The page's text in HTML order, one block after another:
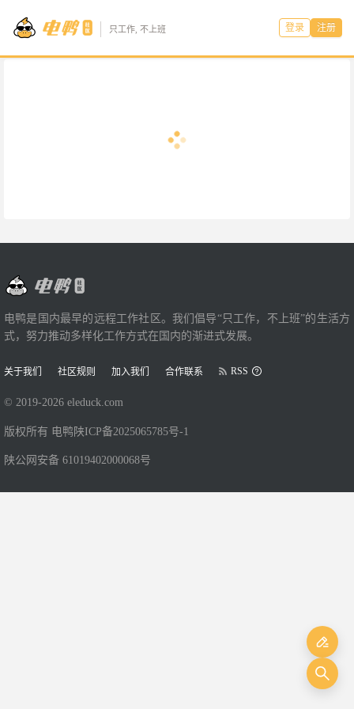
只工作, 不上班 登录 注册
电鸭是国内最早的远程工作社区。我们倡导“只工作，不上班”的生活方
式，努力推动多样化工作方式在国内的渐进式发展。
关于我们 社区规则 加入我们 合作联系 RSS
© 2019-2026 eleduck.com
版权所有 电鸭 陕ICP备2025065785号-1
陕公网安备 61019402000068号